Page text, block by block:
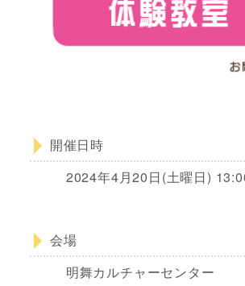
開催日時
2024年4月20日(土曜日)
会場
明舞カルチャーセンター